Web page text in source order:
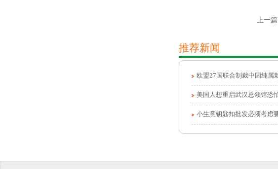
上一
推荐新闻
欧盟27国联合制裁中国纯属
美国人想重启武汉总领馆恐
小生意钥匙扣批发必须考虑